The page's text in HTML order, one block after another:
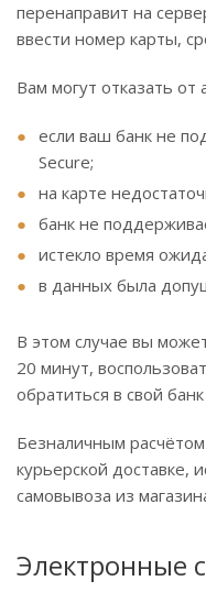
перенаправит на
ввести номер карты,
Вам могут отказать от
если ваш банк не
Secure;
на карте
банк не
истекло время
в данных была
В этом случае вы
20 минут,
обратиться в свой
Безналичным
курьерской доставке,
самовывоза из
Электронные